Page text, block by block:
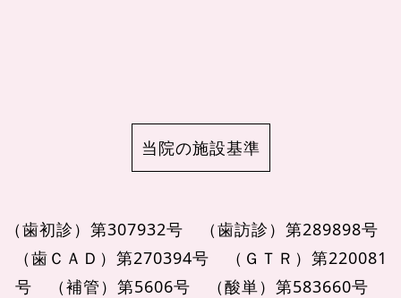
当院の施設基準
（歯初診）第307932号
（歯訪診）第289898号
（歯ＣＡＤ）第270394号
（ＧＴＲ）第220081
号
（補管）第5606号 （酸単）第583660号